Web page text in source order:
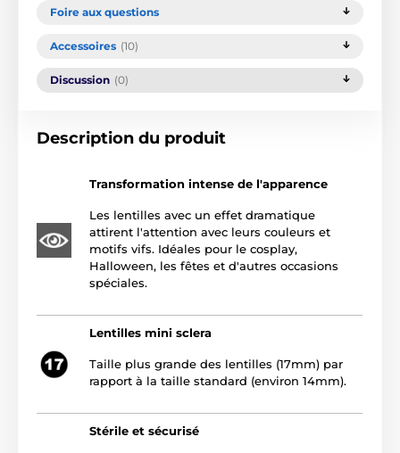
Foire aux questions
Accessoires (10)
Discussion (0)
Description du produit
Transformation intense de l'apparence
Les lentilles avec un effet dramatique
attirent l'attention avec leurs couleurs et
motifs vifs. Idéales pour le cosplay,
Halloween, les fêtes et d'autres occasions
spéciales.
Lentilles mini sclera
Taille plus grande des lentilles (17mm) par
rapport à la taille standard (environ 14mm).
Stérile et sécurisé